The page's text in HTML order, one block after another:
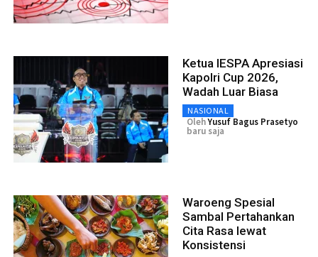
Ketua IESPA Apresiasi
Kapolri Cup 2026,
Wadah Luar Biasa
NASIONAL
OlehYusuf Bagus Prasetyo
baru saja
Waroeng Spesial
Sambal Pertahankan
Cita Rasa lewat
Konsistensi